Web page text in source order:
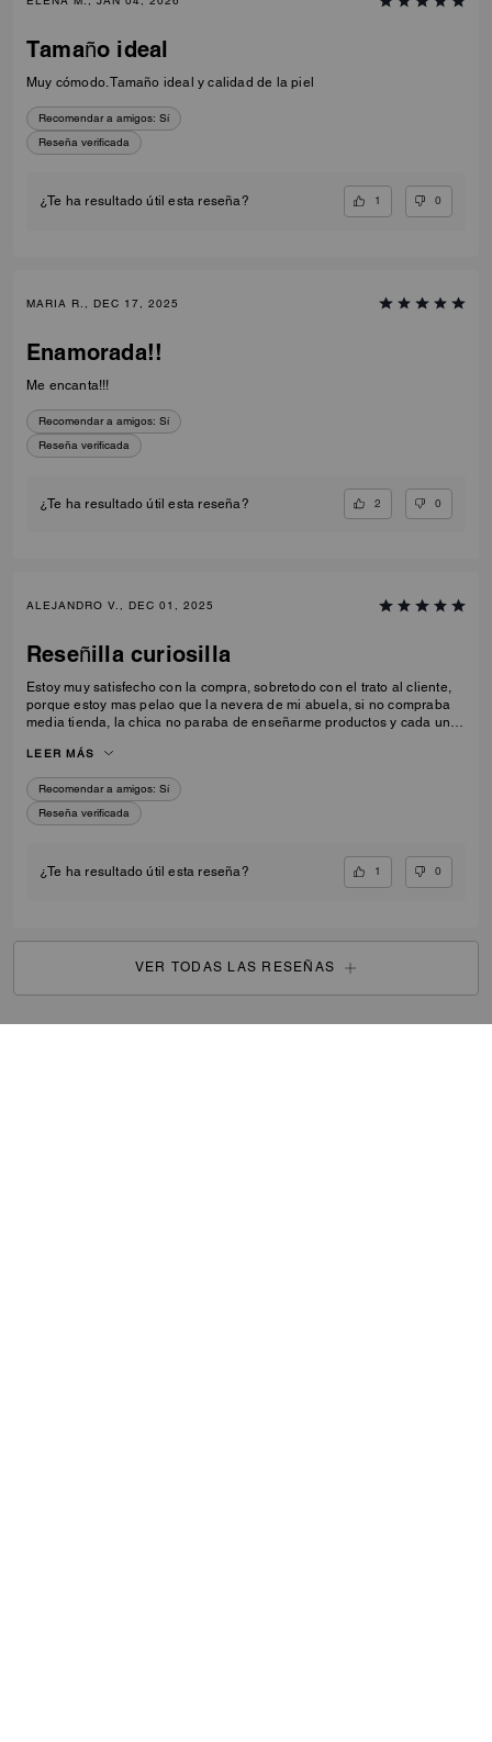
Tamaño ideal
Muy cómodo. Tamaño ideal y calidad de la piel
Recomendar a amigos: Sí
Reseña verificada
¿Te ha resultado útil esta reseña? 1 0
MARIA R., DEC 17, 2025
Enamorada!!
Me encanta!!!
Recomendar a amigos: Sí
Reseña verificada
¿Te ha resultado útil esta reseña? 2 0
ALEJANDRO V., DEC 01, 2025
Reseñilla curiosilla
Estoy muy satisfecho con la compra, sobretodo con el trato al cliente,
porque estoy mas pelao que la nevera de mi abuela, si no compraba
media tienda, la chica no paraba de enseñarme productos y cada uno
LEER MÁS
Recomendar a amigos: Sí
Reseña verificada
¿Te ha resultado útil esta reseña? 1 0
VER TODAS LAS RESEÑAS